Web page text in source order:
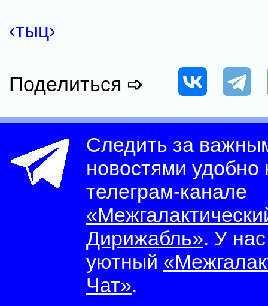
‹тыц›
Поделиться ➩
Следить за
новостями
телеграм-канале
Дирижабль». У
уютный
Чат».